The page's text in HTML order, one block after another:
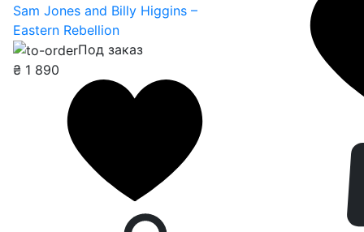
Sam Jones and Billy Higgins –
Eastern Rebellion
Под заказ
₴ 1 890